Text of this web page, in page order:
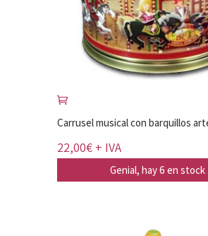
Carrusel musical con barquillos
22,00€ + IVA
Genial, hay 6 en stock